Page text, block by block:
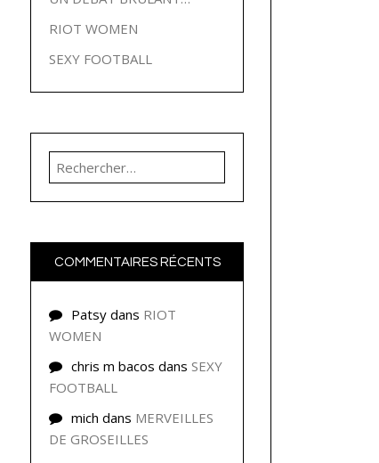
RIOT WOMEN
SEXY FOOTBALL
Rechercher :
COMMENTAIRES RÉCENTS
Patsy dans RIOT
WOMEN
chris m bacos dans SEXY
FOOTBALL
mich dans MERVEILLES
DE GROSEILLES